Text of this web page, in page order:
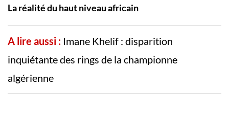
La réalité du haut niveau africain
A lire aussi : Imane Khelif : disparition
inquiétante des rings de la championne
algérienne